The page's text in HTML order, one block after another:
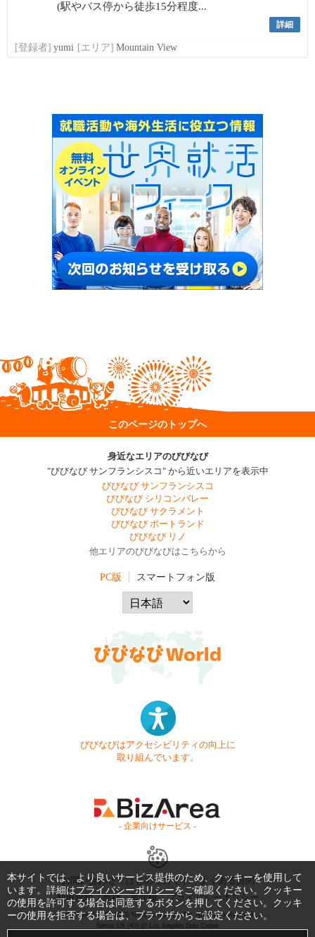
(駅やバス停から徒歩15分程度...
詳細
[登録者] yumi [エリア] Mountain View
このページのトップへ
身近なエリアのびびなび
"びびなび サンフランシスコ" から近いエリアを表示中
びびなび サンフランシスコ
びびなび シリコンバレー
びびなび サクラメント
びびなび ポートランド
びびなび リノ
他エリアのびびなびはこちらから
PC版 スマートフォン版
びびなびはアクセシビリティの向上に
取り組んでいます。
- 企業向けサービス -
お問い合わせ はじめてガイド
よくある質問
利用規約
商標・著作権 プライバシーポリシー
Copyright © 1999-2026 Vivid Navigation, Inc. All Rights Reserved.
Server US (45) @ Los Angeles Data Center
本サイトでは、より良いサービス提供のため、クッキーを使用して
います。詳細はプライバシーポリシーをご確認ください。クッキー
の使用を許可する場合は同意するボタンを押してください。クッキ
ーの使用を拒否する場合は、ブラウザからご設定ください。